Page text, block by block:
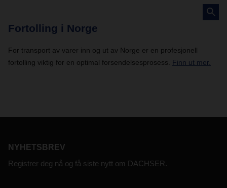
Fortolling i Norge
For transport av varer inn og ut av Norge er en profesjonell
fortolling viktig for en optimal forsendelsesprosess. Finn ut mer.
NYHETSBREV
Registrer deg nå og få siste nytt om DACHSER.